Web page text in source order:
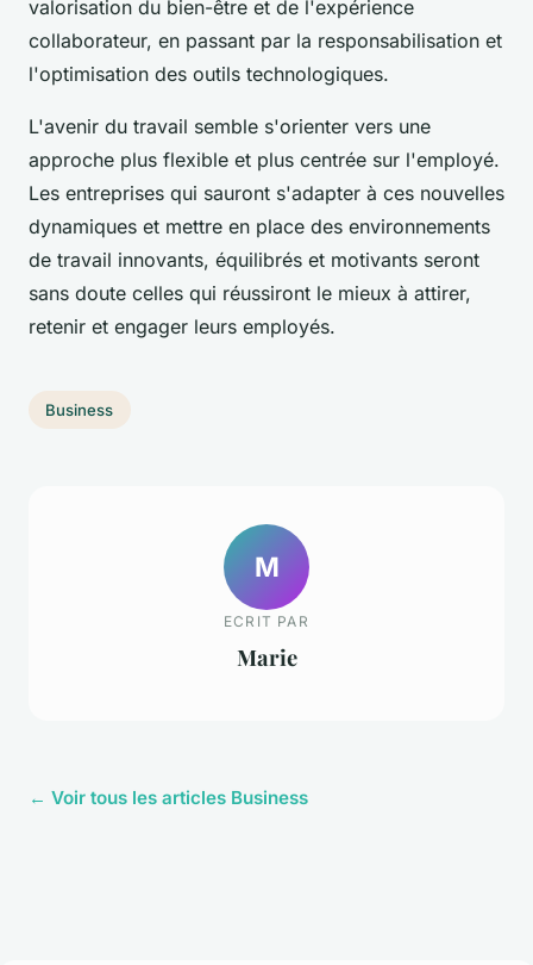
valorisation du bien-être et de l'expérience
collaborateur, en passant par la responsabilisation et
l'optimisation des outils technologiques.
L'avenir du travail semble s'orienter vers une
approche plus flexible et plus centrée sur l'employé.
Les entreprises qui sauront s'adapter à ces nouvelles
dynamiques et mettre en place des environnements
de travail innovants, équilibrés et motivants seront
sans doute celles qui réussiront le mieux à attirer,
retenir et engager leurs employés.
Business
M
ECRIT PAR
Marie
← Voir tous les articles Business